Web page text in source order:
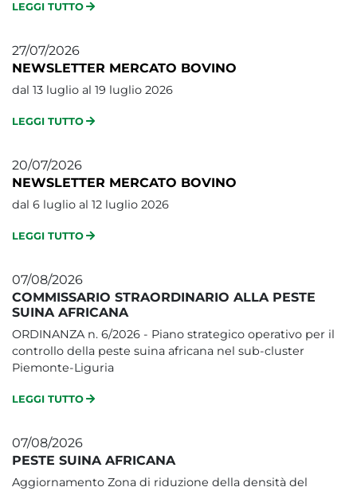
LEGGI TUTTO
27/07/2026
NEWSLETTER MERCATO BOVINO
dal 13 luglio al 19 luglio 2026
LEGGI TUTTO
20/07/2026
NEWSLETTER MERCATO BOVINO
dal 6 luglio al 12 luglio 2026
LEGGI TUTTO
07/08/2026
COMMISSARIO STRAORDINARIO ALLA PESTE
SUINA AFRICANA
ORDINANZA n. 6/2026 - Piano strategico operativo per il
controllo della peste suina africana nel sub-cluster
Piemonte-Liguria
LEGGI TUTTO
07/08/2026
PESTE SUINA AFRICANA
Aggiornamento Zona di riduzione della densità del